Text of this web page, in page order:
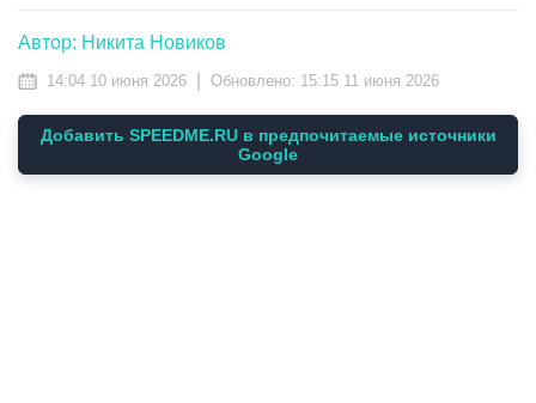
Автор: Никита Новиков
14:04 10 июня 2026 Обновлено: 15:15 11 июня 2026
Добавить SPEEDME.RU в предпочитаемые источники
Google